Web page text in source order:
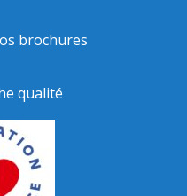
brochures
qualité